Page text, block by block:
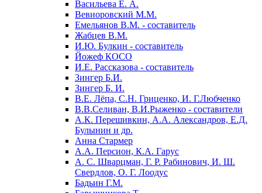
Васильева Е. А.
Вевиоровский М.М.
Емельянов В.М. - составитель
Жабцев В.М.
И.Ю. Булкин - составитель
Йожеф КОСО
И.Е. Рассказова - составитель
Зингер Б.И.
Зингер Б. И.
В.Е. Лёпа, С.Н. Гриценко, И. Г.Любченко
В.В.Селиван, В.И.Рыженко - составители
А.К. Перешивкин, А.А. Александров, Е.Д.
Булынин и др.
Анна Стармер
А.А. Персион, К.А. Гарус
А. С. Шварцман, Г. Р. Рабинович, И. Ш.
Свердлов, О. Г. Лоодус
Бадьин Г.М.